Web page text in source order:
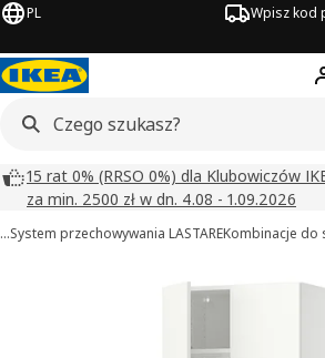
PL Wpisz kod
15 rat 0% (RRSO 0%) dla Klubowiczów
za min. 2500 zł w dn. 4.08 - 1.09.2026
…System przechowywania LASTAREKombinacje do